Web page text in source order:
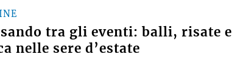
tra gli eventi: balli, risate e
nelle sere d’estate